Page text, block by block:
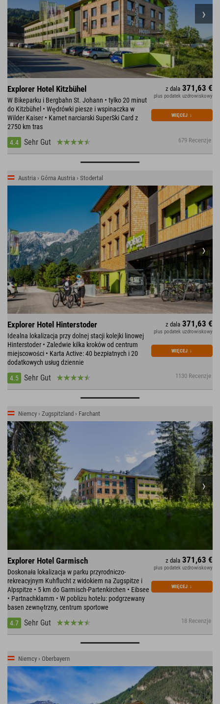
Explorer Hotel Kitzbühel
W Bikeparku i Bergbahn St. Johann • tylko 20 minut
do Kitzbühel • Wędrówki piesze i wspinaczka w
Wilder Kaiser • Karnet narciarski SuperSki Card z
2750 km tras
4.4
Sehr Gut 679 Recenzje
z dala 371,63 €
plus podatek uzdrowiskowy
WIĘCEJ ↓
Austria › Górna Austria › Stodertal
Explorer Hotel Hinterstoder
Idealna lokalizacja przy dolnej stacji kolejki linowej
Hinterstoder • Zaledwie kilka kroków od centrum
miejscowości • Karta Active: 40 bezpłatnych i 20
dodatkowych usług dziennie
4.5
Sehr Gut 1130 Recenzje
z dala 371,63 €
plus podatek uzdrowiskowy
WIĘCEJ ↓
Niemcy › Zugspitzland › Farchant
Explorer Hotel Garmisch
Doskonała lokalizacja w parku przyrodniczo-
rekreacyjnym Kuhflucht z widokiem na Zugspitze i
Alpspitze • 5 km do Garmisch-Partenkirchen • Eibsee
• Partnachklamm • W pobliżu hotelu: podgrzewany
basen zewnętrzny, centrum sportowe
4.7
Sehr Gut 18 Recenzje
z dala 371,63 €
plus podatek uzdrowiskowy
WIĘCEJ ↓
Niemcy › Oberbayern